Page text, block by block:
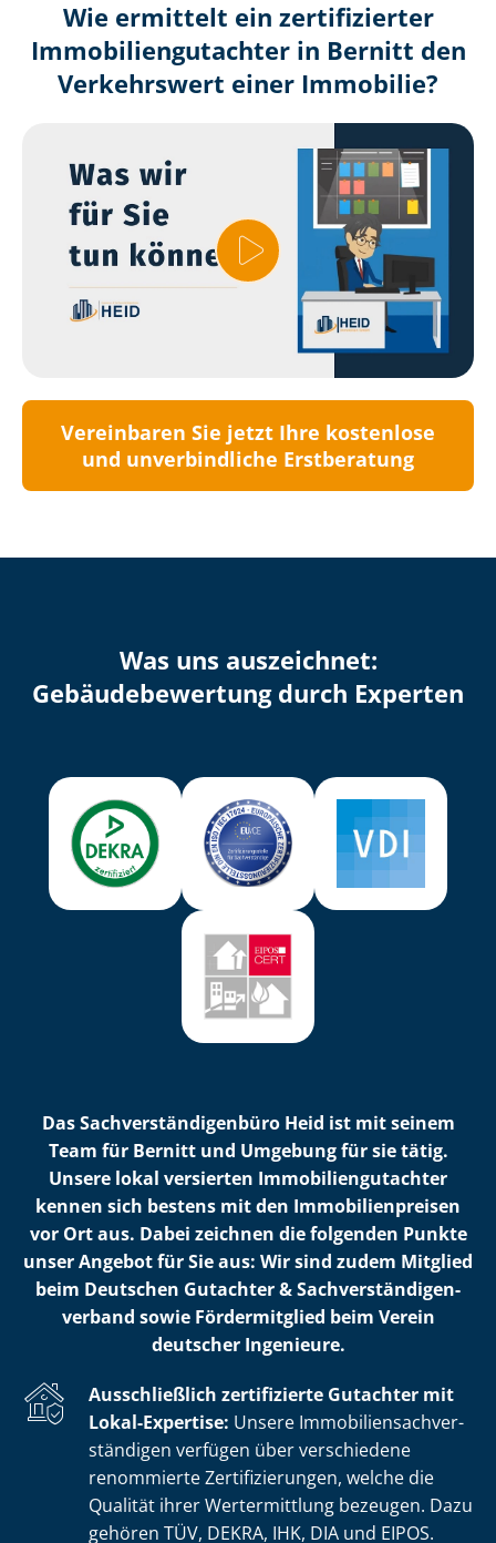
Wie ermittelt ein zertifizierter
Immobilien­gutachter in Bernitt den
Verkehrswert einer Immobilie?
Vereinbaren Sie jetzt Ihre kostenlose
und unverbindliche Erstberatung
Was uns auszeichnet:
Ge­bäu­de­be­wer­tung durch Experten
Das Sach­ver­stän­di­gen­bü­ro Heid ist mit seinem
Team für Bernitt und Umgebung für sie tätig.
Unsere lokal versierten Im­mo­bi­li­en­gut­ach­ter
kennen sich bestens mit den Im­mo­bi­li­en­prei­sen
vor Ort aus. Dabei zeichnen die folgenden Punkte
unser Angebot für Sie aus: Wir sind zudem Mitglied
beim Deutschen Gutachter & Sach­ver­stän­di­gen­
ver­band sowie Fördermitglied beim Verein
deutscher Ingenieure.
Ausschließlich zertifizierte Gutachter mit
Lokal-Expertise: Unsere Im­mo­bi­li­en­sach­ver­
stän­di­gen verfügen über verschiedene
renommierte Zer­ti­fi­zie­run­gen, welche die
Qualität ihrer Wertermittlung bezeugen. Dazu
gehören TÜV, DEKRA, IHK, DIA und EIPOS.